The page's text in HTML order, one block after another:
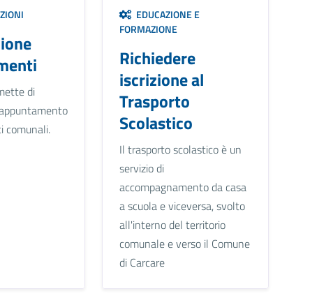
di
comunali.
EDUCAZIONE E
FORMAZIONE
Richiedere
iscrizione al
Trasporto
Scolastico
Il trasporto scolastico è un
servizio di
accompagnamento da casa
a scuola e viceversa, svolto
all'interno del territorio
comunale e verso il Comune
di Carcare